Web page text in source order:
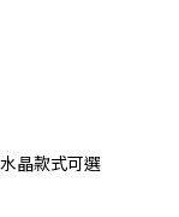
晶款式可選